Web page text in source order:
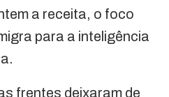
a receita, o foco
para a inteligência
frentes deixaram de